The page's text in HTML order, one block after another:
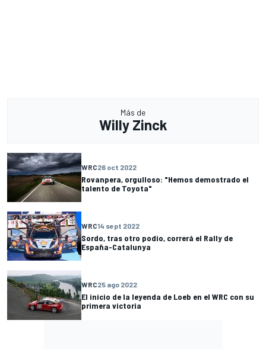
Más de
Willy Zinck
WRC26 oct 2022
Rovanpera, orgulloso: "Hemos demostrado el
talento de Toyota"
WRC14 sept 2022
Sordo, tras otro podio, correrá el Rally de
España-Catalunya
WRC25 ago 2022
El inicio de la leyenda de Loeb en el WRC con su
primera victoria